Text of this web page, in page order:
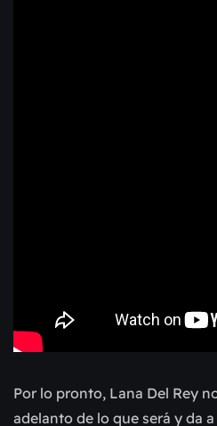
Por lo pronto, Lana Del Rey
adelanto de lo que será y da